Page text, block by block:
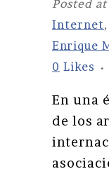
Posted
Internet,
Enrique
0 Likes
En una
de los